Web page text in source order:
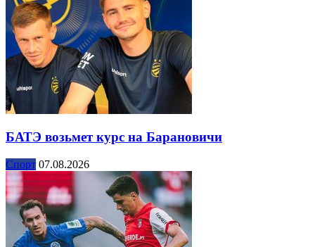
БАТЭ возьмет курс на Барановичи
Спорт 07.08.2026